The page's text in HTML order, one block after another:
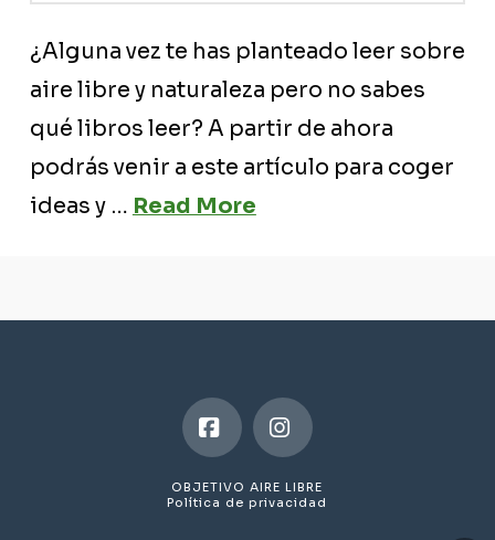
¿Alguna vez te has planteado leer sobre
aire libre y naturaleza pero no sabes
qué libros leer? A partir de ahora
podrás venir a este artículo para coger
ideas y … Read More
FacebookInstagram
OBJETIVO AIRE LIBRE
Política de privacidad